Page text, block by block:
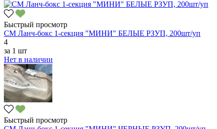
Быстрый просмотр
СМ Ланч-бокс 1-секция "МИНИ" БЕЛЫЕ РЗУП, 200шт/уп
4
за 1 шт
Нет в наличии
Быстрый просмотр